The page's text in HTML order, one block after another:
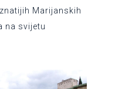
Marijanskih
na svijetu